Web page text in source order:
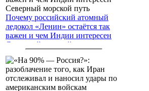
Почему российский атомный
ледокол «Ленин» остаётся так
важен и чем Индии интересен
Северный морской путь